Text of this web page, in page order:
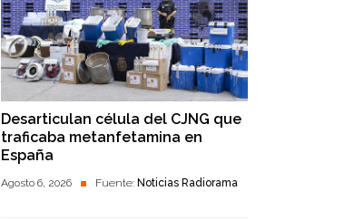
Desarticulan célula del CJNG que
traficaba metanfetamina en
España
Agosto 6, 2026 Fuente: Noticias Radiorama